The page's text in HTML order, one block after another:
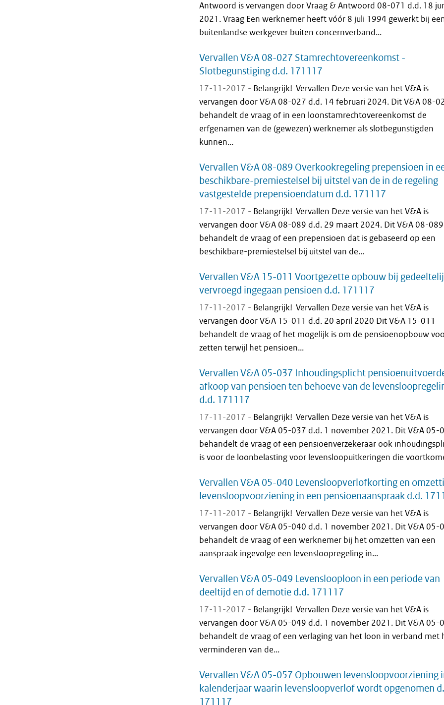
Antwoord is vervangen door Vraag & Antwoord 08-071 d.d. 18
2021. Vraag Een werknemer heeft vóór 8 juli 1994 gewerkt bij
buitenlandse werkgever buiten concernverband...
Vervallen V&A 08-027 Stamrechtovereenkomst -
Slotbegunstiging d.d. 171117
17-11-2017 - Belangrijk! Vervallen Deze versie van het V&A is
vervangen door V&A 08-027 d.d. 14 februari 2024. Dit V&A 08-
behandelt de vraag of in een loonstamrechtovereenkomst de
erfgenamen van de (gewezen) werknemer als slotbegunstigden
kunnen...
Vervallen V&A 08-089 Overkookregeling prepensioen in
beschikbare-premiestelsel bij uitstel van de in de regeling
vastgestelde prepensioendatum d.d. 171117
17-11-2017 - Belangrijk! Vervallen Deze versie van het V&A is
vervangen door V&A 08-089 d.d. 29 maart 2024. Dit V&A 08-089
behandelt de vraag of een prepensioen dat is gebaseerd op een
beschikbare-premiestelsel bij uitstel van de...
Vervallen V&A 15-011 Voortgezette opbouw bij
vervroegd ingegaan pensioen d.d. 171117
17-11-2017 - Belangrijk! Vervallen Deze versie van het V&A is
vervangen door V&A 15-011 d.d. 20 april 2020 Dit V&A 15-011
behandelt de vraag of het mogelijk is om de pensioenopbouw
zetten terwijl het pensioen...
Vervallen V&A 05-037 Inhoudingsplicht
afkoop van pensioen ten behoeve van de
d.d. 171117
17-11-2017 - Belangrijk! Vervallen Deze versie van het V&A is
vervangen door V&A 05-037 d.d. 1 november 2021. Dit V&A 05-
behandelt de vraag of een pensioenverzekeraar ook
is voor de loonbelasting voor levensloopuitkeringen die
Vervallen V&A 05-040 Levensloopverlofkorting en
levensloopvoorziening in een pensioenaanspraak d.d.
17-11-2017 - Belangrijk! Vervallen Deze versie van het V&A is
vervangen door V&A 05-040 d.d. 1 november 2021. Dit V&A 05-
behandelt de vraag of een werknemer bij het omzetten van een
aanspraak ingevolge een levensloopregeling in...
Vervallen V&A 05-049 Levenslooploon in een periode van
deeltijd en of demotie d.d. 171117
17-11-2017 - Belangrijk! Vervallen Deze versie van het V&A is
vervangen door V&A 05-049 d.d. 1 november 2021. Dit V&A 05-
behandelt de vraag of een verlaging van het loon in verband met
verminderen van de...
Vervallen V&A 05-057 Opbouwen levensloopvoorziening
kalenderjaar waarin levensloopverlof wordt opgenomen
171117